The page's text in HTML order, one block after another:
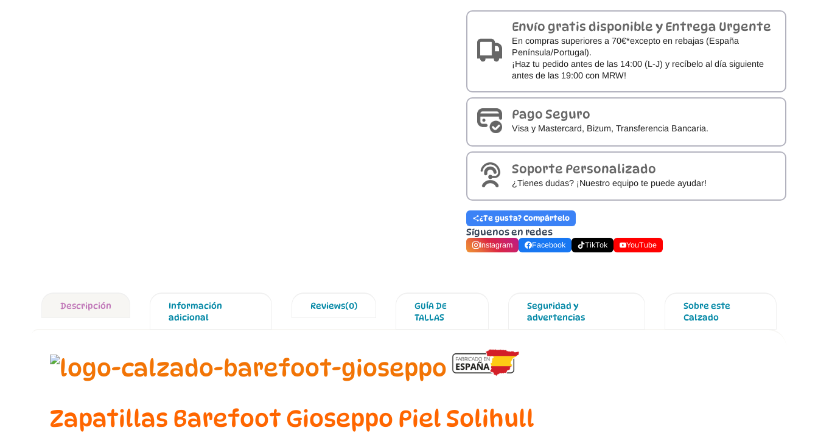
Envío gratis disponible y Entrega Urgente
En compras superiores a 70€*excepto en rebajas (España
Península/Portugal).
¡Haz tu pedido antes de las 14:00 (L-J) y recíbelo al día siguiente
antes de las 19:00 con MRW!
Pago Seguro
Visa y Mastercard, Bizum, Transferencia Bancaria.
Soporte Personalizado
¿Tienes dudas? ¡Nuestro equipo te puede ayudar!
¿Te gusta? Compártelo
Síguenos en redes
Instagram Facebook TikTok YouTube
Descripción
Información
adicional
Reviews(0)
GUÍA DE
TALLAS
Seguridad y
advertencias
Sobre este
Calzado
Zapatillas Barefoot Gioseppo Piel Solihull